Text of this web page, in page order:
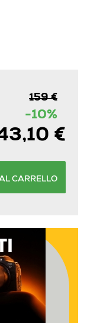
159 €
-10%
€
CARRELLO